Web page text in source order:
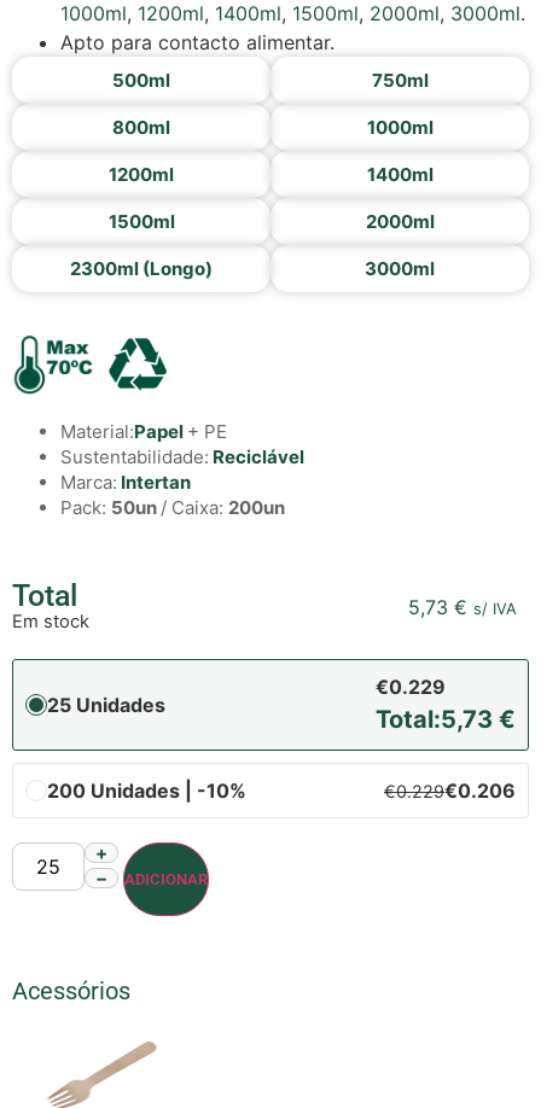
1000ml, 1200ml, 1400ml, 1500ml, 2000ml, 3000ml.
Apto para contacto alimentar.
500ml 750ml
800ml 1000ml
1200ml 1400ml
1500ml 2000ml
2300ml (Longo) 3000ml
Material:Papel + PE
Sustentabilidade: Reciclável
Marca: Intertan
Pack: 50un / Caixa: 200un
Total 5,73 € s/ IVA
Em stock
25 Unidades
€0.229
Total:5,73 €
200 Unidades | -10% €0.229€0.206
+
−
ADICIONAR
Acessórios